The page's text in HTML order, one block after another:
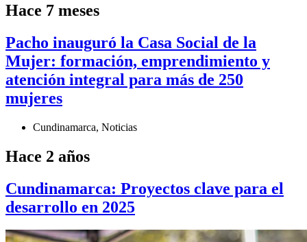
Hace 7 meses
Pacho inauguró la Casa Social de la
Mujer: formación, emprendimiento y
atención integral para más de 250
mujeres
Cundinamarca, Noticias
Hace 2 años
Cundinamarca: Proyectos clave para el
desarrollo en 2025